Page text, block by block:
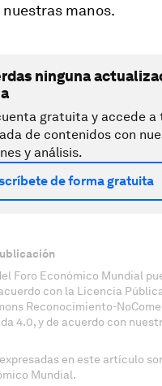
manos.
ninguna
gratuita y accede a
de contenidos con
y análisis.
de forma gratuita
Foro Económico Mundial
con la Licencia
Reconocimiento-
4.0, y de acuerdo con
en este artículo
Mundial.